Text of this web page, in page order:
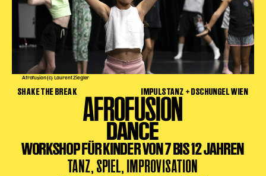
Afrofusion (c) Laurent Ziegler
SHAKE THE BREAK IMPULSTANZ + DSCHUNGEL WIEN
AFROFUSION
DANCE
WORKSHOP FÜR KINDER VON 7 BIS 12 JAHREN
TANZ, SPIEL, IMPROVISATION